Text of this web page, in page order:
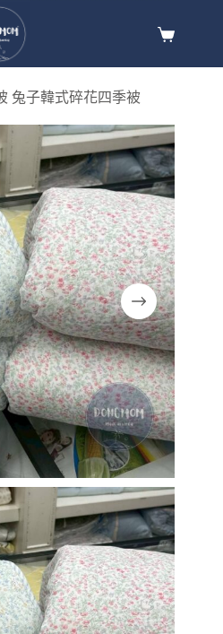
兔子韓式碎花四季被